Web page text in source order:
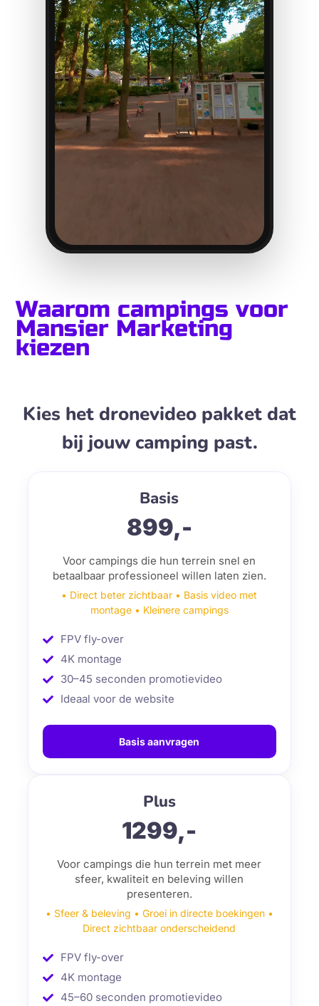
Waarom campings voor
Mansier Marketing
kiezen
Kies het dronevideo pakket dat
bij jouw camping past.
Basis
899,-
Voor campings die hun terrein snel en
betaalbaar professioneel willen laten zien.
• Direct beter zichtbaar • Basis video met
montage • Kleinere campings
FPV fly-over
4K montage
30–45 seconden promotievideo
Ideaal voor de website
Basis aanvragen
Plus
1299,-
Voor campings die hun terrein met meer
sfeer, kwaliteit en beleving willen
presenteren.
• Sfeer & beleving • Groei in directe boekingen •
Direct zichtbaar onderscheidend
FPV fly-over
4K montage
45–60 seconden promotievideo